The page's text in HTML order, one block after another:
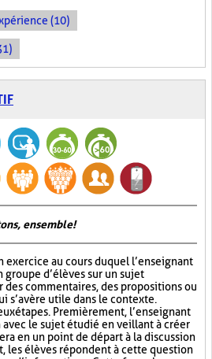
(10)
ensemble!
exercice au cours duquel l’enseignant
groupe d’élèves sur un sujet
commentaires, des propositions ou
s’avère utile dans le contexte.
étapes. Premièrement, l’enseignant
le sujet étudié en veillant à créer
en un point de départ à la discussion
les élèves répondent à cette question